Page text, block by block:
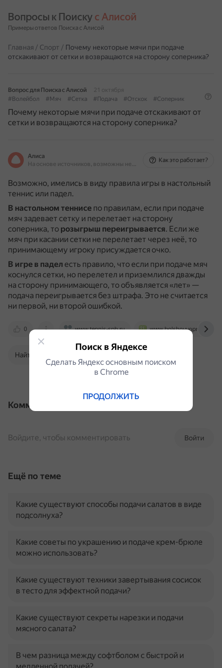
Вопросы к Поиску с Алисой
Примеры ответов Поиска с Алисой
Главная / Спорт / Почему некоторые мячи при подаче
отскакивают от сетки и возвращаются на сторону соперника?
Вопрос для Поиска с Алисой
21 октября
#Волейбол
#Мяч #Сетка #Подача #Отскок #Соперник
Почему некоторые мячи при подаче отскакивают от
сетки и возвращаются на сторону соперника?
Алиса
На основе источников, возможны неточности
Как это работает?
Возможно, имелись в виду правила игры в настольный
теннис или падел.
В настольном теннисе по правилам, если при подаче
мяч задевает сетку и перелетает на сторону
соперника, то розыгрыш переигрывается. Если же
мяч при касании сетки не перелетает через неё, то
принимающему игроку присуждается очко.
В игре в падел есть правило, что если при подаче мяч
коснулся сетки, но перелетел и приземлился дважды
на сторону принимающего, то объявляется «лет» —
подача переигрывается без штрафа. Это не считается
ни первой, ни второй ошибкой.
0 www.tennis-spb.ru www.bolshoyvopros.ru
Найти в Поиске
Комментарии
Войти
Войдите, чтобы комментировать
Ещё по теме
Какие существуют способы подачи салатов в виде
подсолнуха?
Какие советы по украшению и подаче крем-брюле
можно использовать?
Какие существуют техники завертывания сосисок
в тесто для эффектной подачи?
Какие существуют секреты нарезки и подачи
мясного салата?
В чем разница между софтболом с быстрой и
Поиск в Яндексе
Сделать Яндекс основным поиском
в Сhrome
ПРОДОЛЖИТЬ